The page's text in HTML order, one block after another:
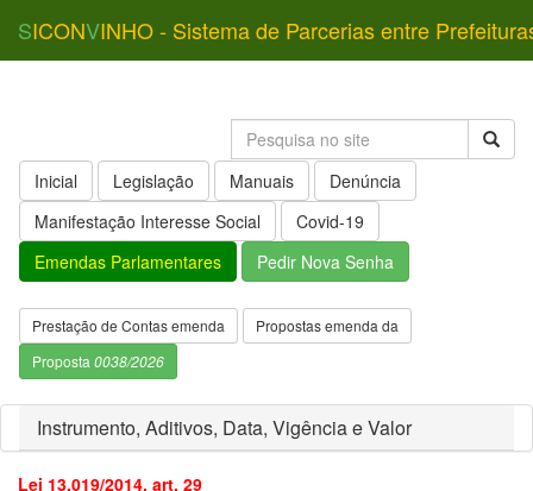
SICONVINHO - Sistema de Parcerias entre
Inicial Legislação Manuais
Denúncia
Manifestação Interesse Social
Covid-19
Emendas Parlamentares
Pedir Nova Senha
Prestação de Contas emenda
Propostas emenda da
Proposta 0038/2026
Instrumento, Aditivos, Data, Vigência e Valor
Lei 13.019/2014, art. 29